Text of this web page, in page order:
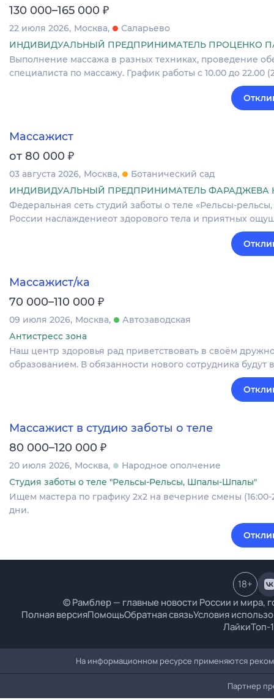
130 000–165 000 ₽
22 июля 2026 Москва
Саларьево
ИНДИВИДУАЛЬНЫЙ ПРЕДПРИНИМАТЕЛЬ ПРОЦЕНКО
Выполнение массажа в разных техниках, проведение
специалиста по массажу. График работы с 10.00 до 22.00
Массажист
от 80 000 ₽
03 августа 2026 Москва
Ботанический сад
ИНДИВИДУАЛЬНЫЙ ПРЕДПРИНИМАТЕЛЬ ФАРАДЖЕВА
Федеральная сеть студий заботы о теле «Рельсы-
России наслаждениеот здорового тела и приятных
Массажист/ка
70 000–110 000 ₽
09 июля 2026 Москва
Автозаводская
Антистресс зона
Наш центр здоровья рад приветствовать в своём
образованием. В обязанности нового сотрудника
Массажист в студию заботы о теле
80 000–120 000 ₽
20 июля 2026 Москва
Народное ополчение
Студия заботы о теле "Рельсы-Рельсы, Шпалы-Шпалы"
Ищем мастера по графику 2х2 на вечерние смены
дни.
© Рамблер — главные новости России и мира,
Полная версияПомощьОбратная связьУсловия
ЛайкиТоп-
18+
На информационном ресурсе применяются
Партнер